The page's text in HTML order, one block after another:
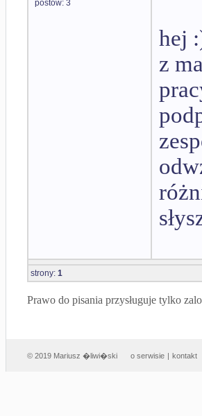
postów: 3
hej
z
strony: 1
Prawo do pisania przysługuje tylko
© 2019 Mariusz �liwi�ski o serwisie | kontakt